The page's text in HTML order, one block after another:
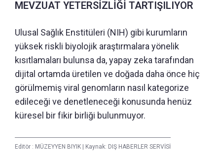
MEVZUAT YETERSİZLİĞİ TARTIŞILIYOR
Ulusal Sağlık Enstitüleri (NIH) gibi kurumların
yüksek riskli biyolojik araştırmalara yönelik
kısıtlamaları bulunsa da, yapay zeka tarafından
dijital ortamda üretilen ve doğada daha önce hiç
görülmemiş viral genomların nasıl kategorize
edileceği ve denetleneceği konusunda henüz
küresel bir fikir birliği bulunmuyor.
Editör : MÜZEYYEN BIYIK Kaynak: DIŞ HABERLER SERVİSİ